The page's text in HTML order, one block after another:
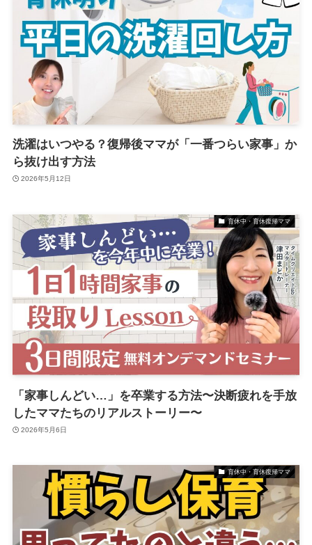
洗濯はいつやる？復帰後ママが「一番つらい家事」か
ら抜け出す方法
2026年5月12日
育休中・育休復帰ママ
「家事しんどい…」を卒業する方法〜決断疲れを手放
したママたちのリアルストーリー〜
2026年5月6日
育休中・育休復帰ママ